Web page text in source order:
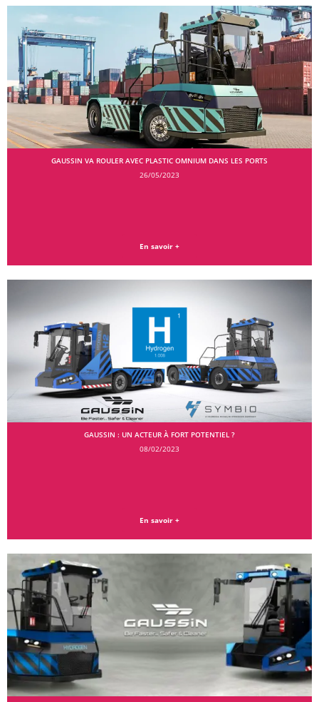
GAUSSIN VA ROULER AVEC PLASTIC OMNIUM DANS LES PORTS
26/05/2023
En savoir +
GAUSSIN : UN ACTEUR À FORT POTENTIEL ?
08/02/2023
En savoir +